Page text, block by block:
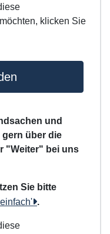
klicken Sie
und
über die
"Weiter" bei uns
Sie bitte
.